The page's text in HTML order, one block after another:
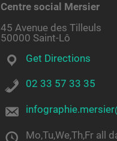
Centre social Mersier
45 Avenue des Tilleuls
50000 Saint-Lô
Get Directions
02 33 57 33 35
Mo,Tu,We,Th,Fr all